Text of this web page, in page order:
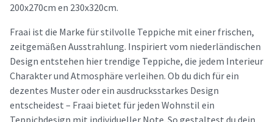
200x270cm en 230x320cm.
Fraai ist die Marke für stilvolle Teppiche mit einer frischen,
zeitgemäßen Ausstrahlung. Inspiriert vom niederländischen
Design entstehen hier trendige Teppiche, die jedem Interieur
Charakter und Atmosphäre verleihen. Ob du dich für ein
dezentes Muster oder ein ausdrucksstarkes Design
entscheidest – Fraai bietet für jeden Wohnstil ein
Teppichdesign mit individueller Note. So gestaltest du dein